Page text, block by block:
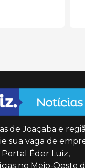
de Joaçaba e
sua vaga de
Éder Luiz,
no Meio-Oeste